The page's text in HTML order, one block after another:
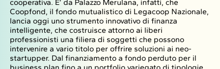
cooperativa. E’ da Palazzo Merulana, infatti, che
Coopfond, il fondo mutualistico di Legacoop Nazionale,
lancia oggi uno strumento innovativo di finanza
intelligente, che costruisce attorno ai liberi
professionisti una filiera di soggetti che possono
intervenire a vario titolo per offrire soluzioni ai neo-
startupper. Dal finanziamento a fondo perduto per il